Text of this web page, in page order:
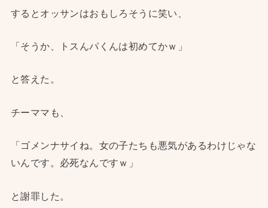
するとオッサンはおもしろそうに笑い、
「そうか、トスんパくんは初めてかｗ」
と答えた。
チーママも、
「ゴメンナサイね。女の子たちも悪気があるわけじゃな
いんです。必死なんですｗ」
と謝罪した。